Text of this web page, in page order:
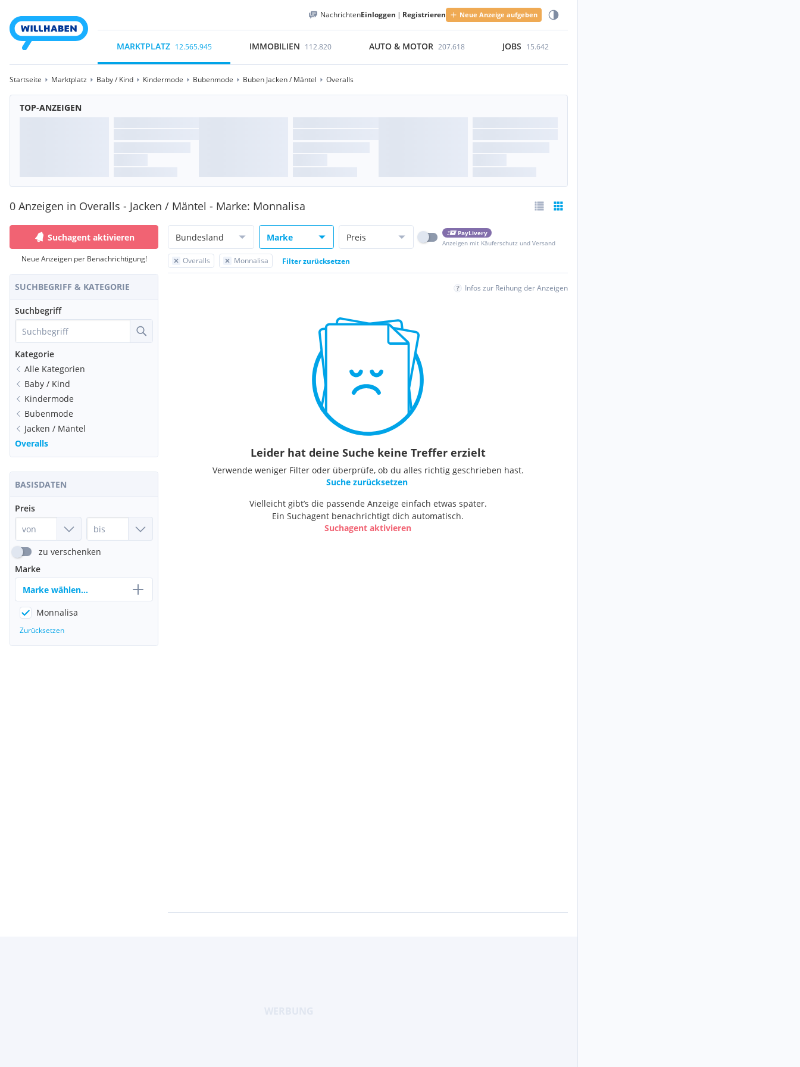
NachrichtenEinloggen | Registrieren Neue Anzeige aufgeben
MARKTPLATZ 12.565.945 IMMOBILIEN 112.820 AUTO & MOTOR 207.618 JOBS 15.642
Startseite Marktplatz Baby / Kind Kindermode Bubenmode Buben Jacken / Mäntel Overalls
TOP-ANZEIGEN
0 Anzeigen in Overalls - Jacken / Mäntel - Marke: Monnalisa
Suchagent aktivieren
Neue Anzeigen per Benachrichtigung!
SUCHBEGRIFF & KATEGORIE
Suchbegriff
Kategorie
Alle Kategorien
Baby / Kind
Kindermode
Bubenmode
Jacken / Mäntel
Overalls
BASISDATEN
Preis
zu verschenken
Marke
Marke wählen...
Monnalisa
Zurücksetzen
Bundesland Marke Preis
PayLivery
Anzeigen mit Käuferschutz und Versand
Overalls Monnalisa Filter zurücksetzen
Infos zur Reihung der Anzeigen
Leider hat deine Suche keine Treffer erzielt
Verwende weniger Filter oder überprüfe, ob du alles richtig geschrieben hast.
Suche zurücksetzen
Vielleicht gibt’s die passende Anzeige einfach etwas später.
Ein Suchagent benachrichtigt dich automatisch.
Suchagent aktivieren